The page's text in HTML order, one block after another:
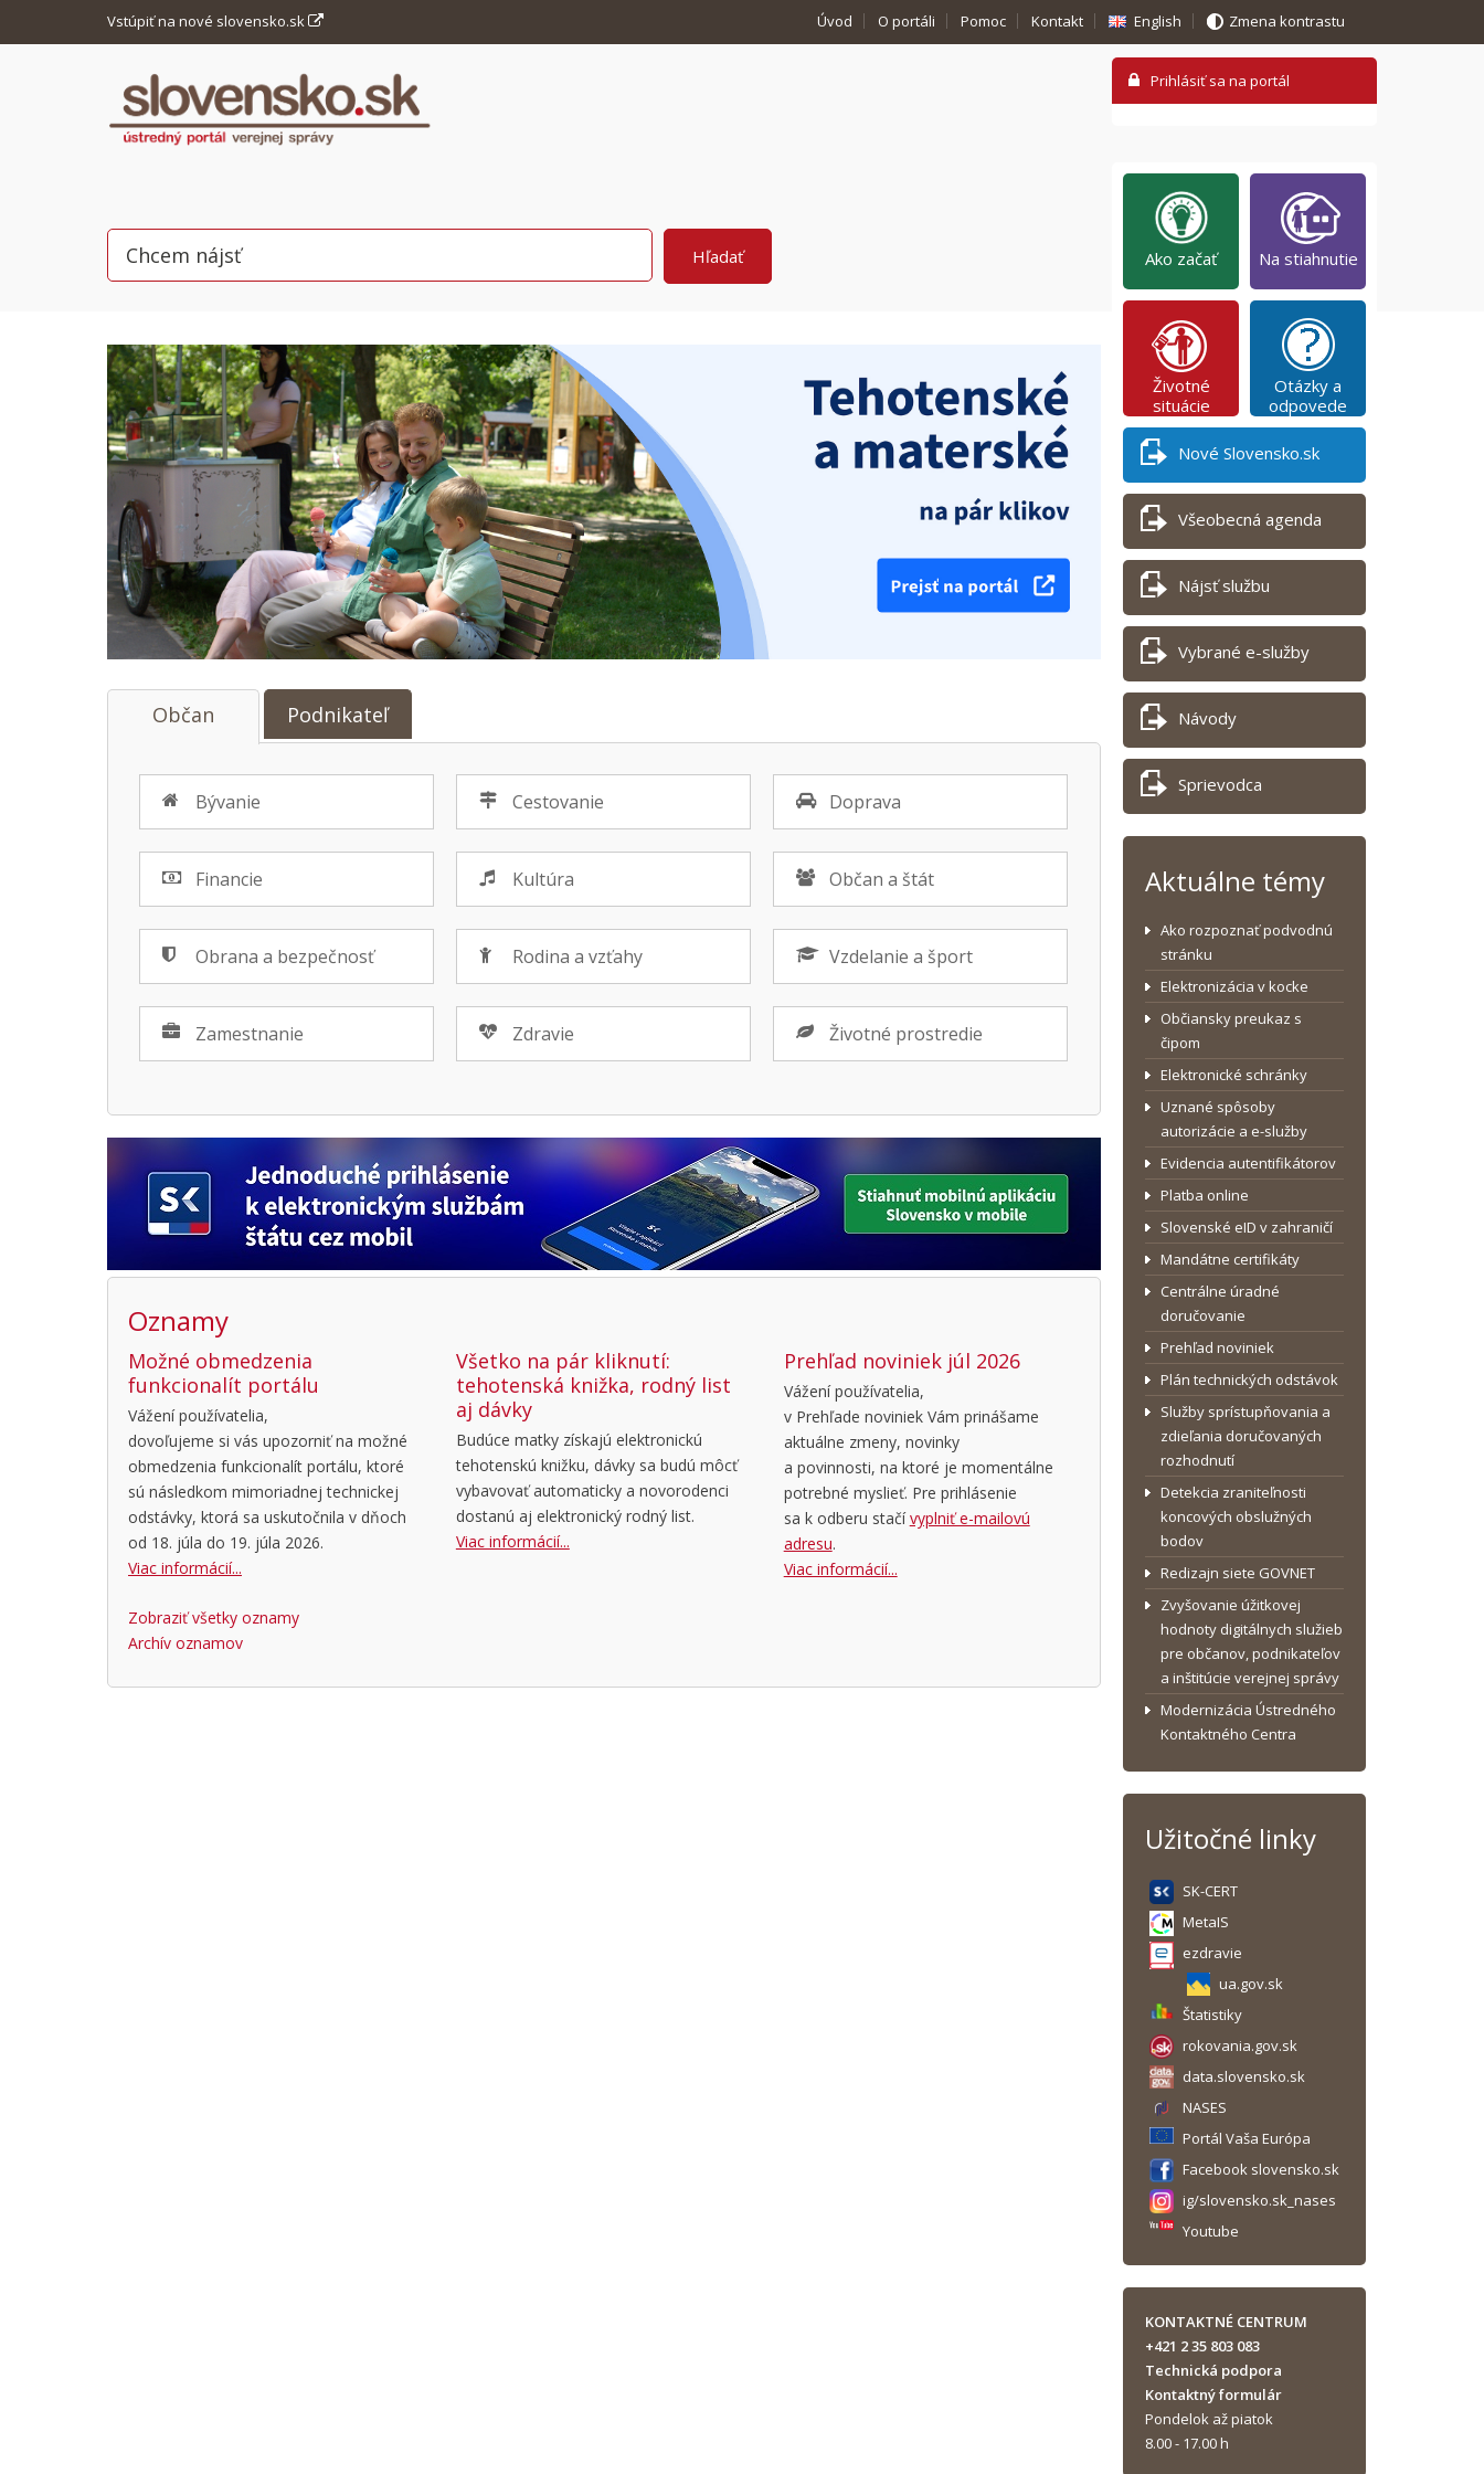
Vstúpiť na nové slovensko.sk Úvod O portáli Pomoc Kontakt English Zmena kontrastu
Občan Podnikateľ
Bývanie Cestovanie Doprava
Financie Kultúra Občan a štát
Obrana a bezpečnosť Rodina a vzťahy Vzdelanie a šport
Zamestnanie Zdravie Životné prostredie
Oznamy
Možné obmedzenia
funkcionalít portálu
Vážení používatelia,
dovoľujeme si vás upozorniť na možné
obmedzenia funkcionalít portálu, ktoré
sú následkom mimoriadnej technickej
odstávky, ktorá sa uskutočnila v dňoch
od 18. júla do 19. júla 2026.
Viac informácií...
Všetko na pár kliknutí:
tehotenská knižka, rodný list
aj dávky
Budúce matky získajú elektronickú
tehotenskú knižku, dávky sa budú môcť
vybavovať automaticky a novorodenci
dostanú aj elektronický rodný list.
Viac informácií...
Prehľad noviniek júl 2026
Vážení používatelia,
v Prehľade noviniek Vám prinášame
aktuálne zmeny, novinky
a povinnosti, na ktoré je momentálne
potrebné myslieť. Pre prihlásenie
sa k odberu stačívyplniť e-mailovú
adresu.
Viac informácií...
Zobraziť všetky oznamy
Archív oznamov
Ako začať Na stiahnutie
Životné
situácie
Otázky a
odpovede
Nové Slovensko.sk
Všeobecná agenda
Nájsť službu
Vybrané e-služby
Návody
Sprievodca
Aktuálne témy
Ako rozpoznať podvodnú
stránku
Elektronizácia v kocke
Občiansky preukaz s
čipom
Elektronické schránky
Uznané spôsoby
autorizácie a e-služby
Evidencia autentifikátorov
Platba online
Slovenské eID v zahraničí
Mandátne certifikáty
Centrálne úradné
doručovanie
Prehľad noviniek
Plán technických odstávok
Služby sprístupňovania a
zdieľania doručovaných
rozhodnutí
Detekcia zraniteľnosti
koncových obslužných
bodov
Redizajn siete GOVNET
Zvyšovanie úžitkovej
hodnoty digitálnych služieb
pre občanov, podnikateľov
a inštitúcie verejnej správy
Modernizácia Ústredného
Kontaktného Centra
Užitočné linky
SK-CERT
MetaIS
ezdravie
ua.gov.sk
Štatistiky
rokovania.gov.sk
data.slovensko.sk
NASES
Portál Vaša Európa
Facebook slovensko.sk
ig/slovensko.sk_nases
Youtube
KONTAKTNÉ CENTRUM
+421 2 35 803 083
Technická podpora
Kontaktný formulár
Pondelok až piatok
8.00 - 17.00 h